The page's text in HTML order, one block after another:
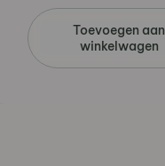
Toevoegen aan
winkelwagen